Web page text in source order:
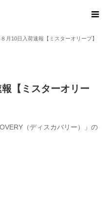
月10日入荷速報【ミスターオリーブ】
【ミスターオリー
（ディスカバリー）」の